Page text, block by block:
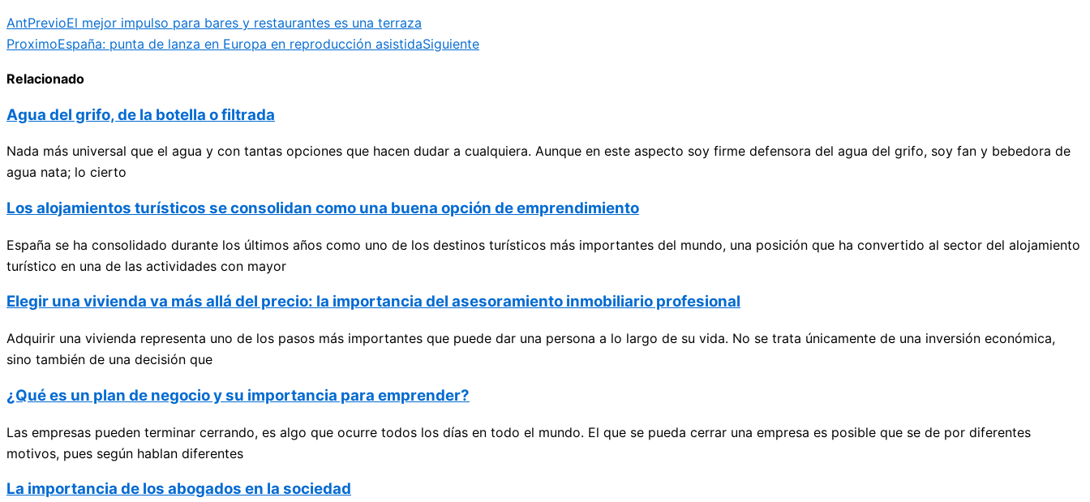
AntPrevioEl mejor impulso para bares y restaurantes es una terraza
ProximoEspaña: punta de lanza en Europa en reproducción asistidaSiguiente
Relacionado
Agua del grifo, de la botella o filtrada
Nada más universal que el agua y con tantas opciones que hacen dudar a cualquiera. Aunque en este aspecto soy firme defensora del agua del grifo, soy fan y bebedora de
agua nata; lo cierto
Los alojamientos turísticos se consolidan como una buena opción de emprendimiento
España se ha consolidado durante los últimos años como uno de los destinos turísticos más importantes del mundo, una posición que ha convertido al sector del alojamiento
turístico en una de las actividades con mayor
Elegir una vivienda va más allá del precio: la importancia del asesoramiento inmobiliario profesional
Adquirir una vivienda representa uno de los pasos más importantes que puede dar una persona a lo largo de su vida. No se trata únicamente de una inversión económica,
sino también de una decisión que
¿Qué es un plan de negocio y su importancia para emprender?
Las empresas pueden terminar cerrando, es algo que ocurre todos los días en todo el mundo. El que se pueda cerrar una empresa es posible que se de por diferentes
motivos, pues según hablan diferentes
La importancia de los abogados en la sociedad